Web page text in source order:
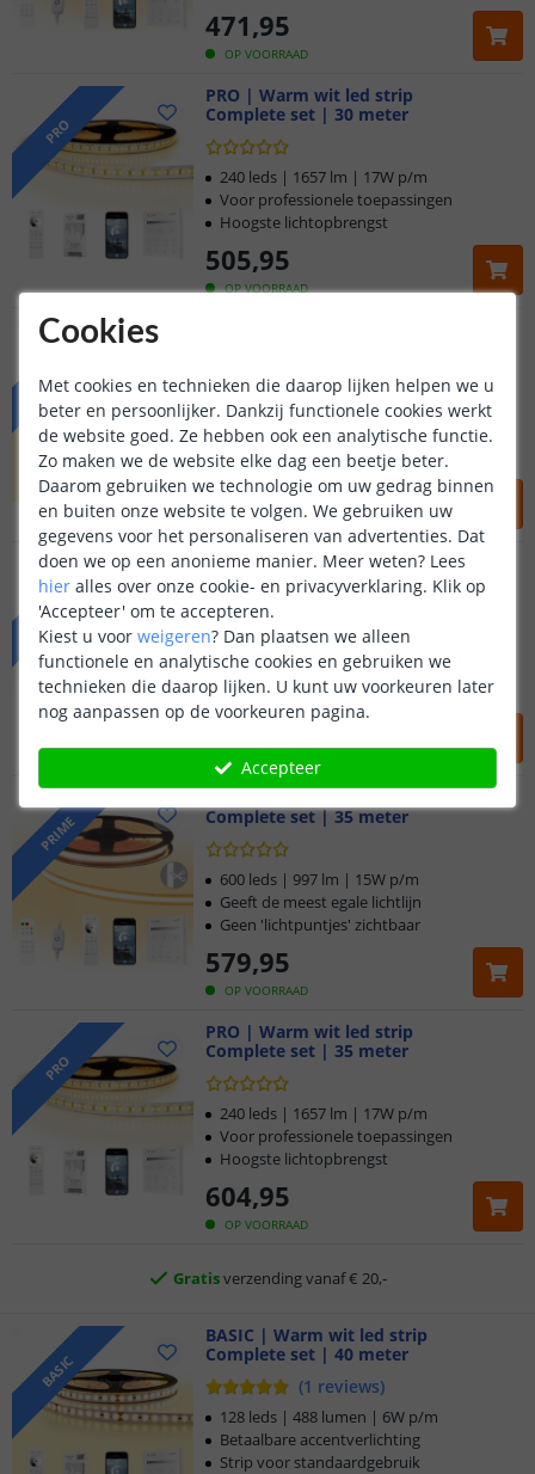
OP VOORRAAD
471,95
PRO
PRO | Warm wit led strip
Complete set | 30 meter
OP VOORRAAD
505,95
240 leds | 1657 lm | 17W p/m
Voor professionele toepassingen
Hoogste lichtopbrengst
(1 reviews)
OP VOORRAAD
369,95
128 leds | 488 lumen | 6W p/m
Betaalbare accentverlichting
Strip voor standaardgebruik
PREMIUM
PREMIUM | Warm wit
Complete set | 35 meter
469,95
120 leds | 1037 lm | 13W p/m
Hoge, dimbare lichtopbrengst
De praktische allrounder
PRIME
Complete set | 35 meter
OP VOORRAAD
579,95
600 leds | 997 lm | 15W p/m
Geeft de meest egale lichtlijn
Geen 'lichtpuntjes' zichtbaar
PRO
PRO | Warm wit led strip
Complete set | 35 meter
OP VOORRAAD
604,95
240 leds | 1657 lm | 17W p/m
Voor professionele toepassingen
Hoogste lichtopbrengst
Klantbeoordeling 9.1
Voor 23:45 uur besteld,morgen in huis
5 jaar garantie
Gratis verzending vanaf € 20,-
Klantbeoordeling 9.1
Voor 23:45 uur besteld,morgen in huis
BASIC
BASIC | Warm wit led strip
Complete set | 40 meter
(1 reviews)
128 leds | 488 lumen | 6W p/m
Betaalbare accentverlichting
Strip voor standaardgebruik
Cookies
Met cookies en technieken die daarop lijken helpen we u
beter en persoonlijker. Dankzij functionele cookies werkt
de website goed. Ze hebben ook een analytische functie.
Zo maken we de website elke dag een beetje beter.
Daarom gebruiken we technologie om uw gedrag binnen
en buiten onze website te volgen. We gebruiken uw
gegevens voor het personaliseren van advertenties. Dat
doen we op een anonieme manier. Meer weten? Lees
hier alles over onze cookie- en privacyverklaring. Klik op
'Accepteer' om te accepteren.
Kiest u voor weigeren? Dan plaatsen we alleen
functionele en analytische cookies en gebruiken we
technieken die daarop lijken. U kunt uw voorkeuren later
nog aanpassen op de voorkeuren pagina.
Accepteer